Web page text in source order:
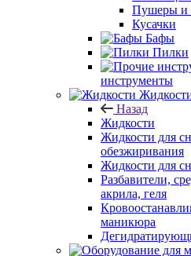
Пушеры и
Кусачки
Бафы
Пилки
инструменты
Назад
Жидкости
Жидкости для
обезжиривания
Жидкости для
Разбавители,
акрила, геля
маникюра